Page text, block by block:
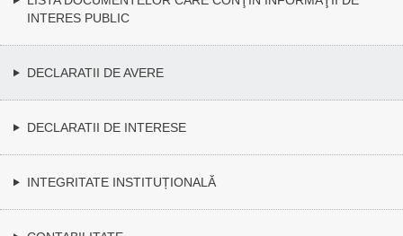
INTERES PUBLIC
DECLARATII DE AVERE
DECLARATII DE INTERESE
INTEGRITATE INSTITUȚIONALĂ